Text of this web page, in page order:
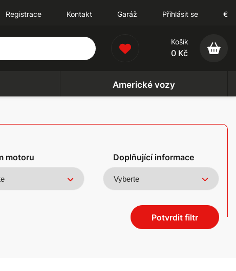
Registrace Kontakt Garáž Přihlásit se €
Košík
0 Kč
Americké vozy
motoru Doplňující informace
Potvrdit filtr